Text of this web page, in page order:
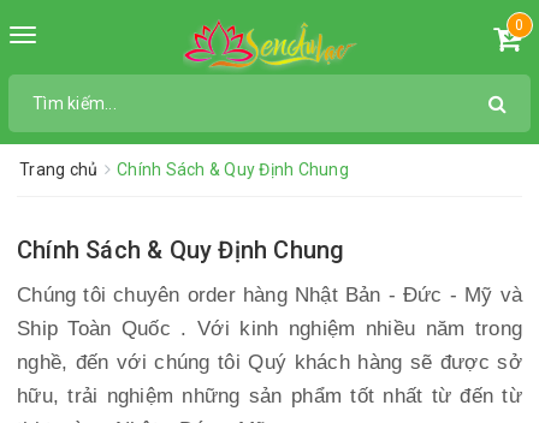
Toggle
0
Trang chủ Chính Sách & Quy Định Chung
Chính Sách & Quy Định Chung
Chúng tôi chuyên order hàng Nhật Bản - Đức - Mỹ và
Ship Toàn Quốc . Với kinh nghiệm nhiều năm trong
nghề, đến với chúng tôi Quý khách hàng sẽ được sở
hữu, trải nghiệm những sản phẩm tốt nhất từ đến từ